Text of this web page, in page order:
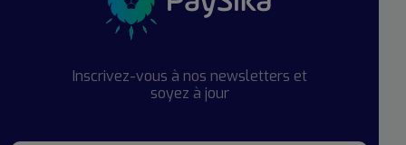
Inscrivez-vous à nos newsletters et
soyez à jour